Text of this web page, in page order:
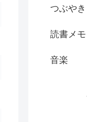
つぶやき
読書メモ
音楽